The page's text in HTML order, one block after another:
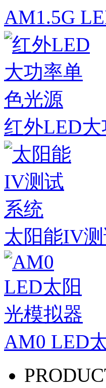
AM1.5G
红外LED
太阳能IV
AM0 LED